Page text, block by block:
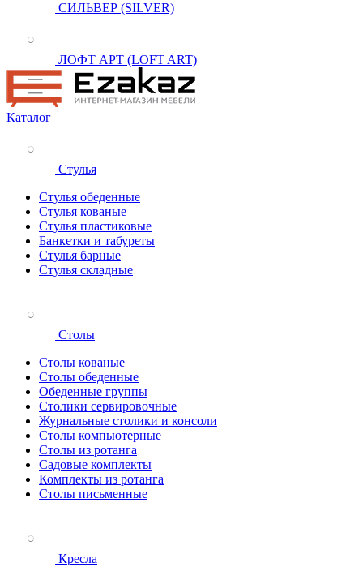
СИЛЬВЕР (SILVER)
ЛОФТ АРТ (LOFT ART)
Каталог
Стулья
Стулья обеденные
Стулья кованые
Стулья пластиковые
Банкетки и табуреты
Стулья барные
Стулья складные
Столы
Столы кованые
Столы обеденные
Обеденные группы
Столики сервировочные
Журнальные столики и консоли
Столы компьютерные
Столы из ротанга
Садовые комплекты
Комплекты из ротанга
Столы письменные
Кресла